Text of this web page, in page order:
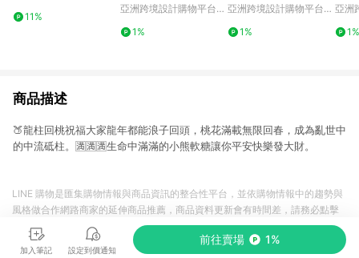
11%
亞洲跨境設計購物平台
1%
聖誕禮物 交換禮物
亞洲跨境設計購物平台
1%
亞洲
1%
商品描述
🍑龍柱回桃祝福大家龍年都能浪子回頭，桃花滿載無限回春，成為亂世中
的中流砥柱。🈵🈵🈵生命中滿滿的小熊軟糖讓你平安快樂發大財。
加入筆記 設定到價通知
前往賣場 1%
LINE 購物是匯集購物情報與商品資訊的整合性平台，並依購物情報中的趨勢與
風格做合作網路商家的延伸商品推薦，商品資料更新會有時間差，請務必點擊
商品至各合作網路商家，確認現售價與購物條件，一切資訊以合作廠商網頁為
準。